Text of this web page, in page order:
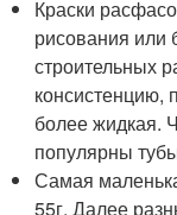
Краски
рисования или
строительных
консистенцию,
более жидкая.
популярны
Самая
55г. Далее